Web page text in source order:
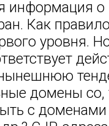
информация о
Как
уровня.
домены
с